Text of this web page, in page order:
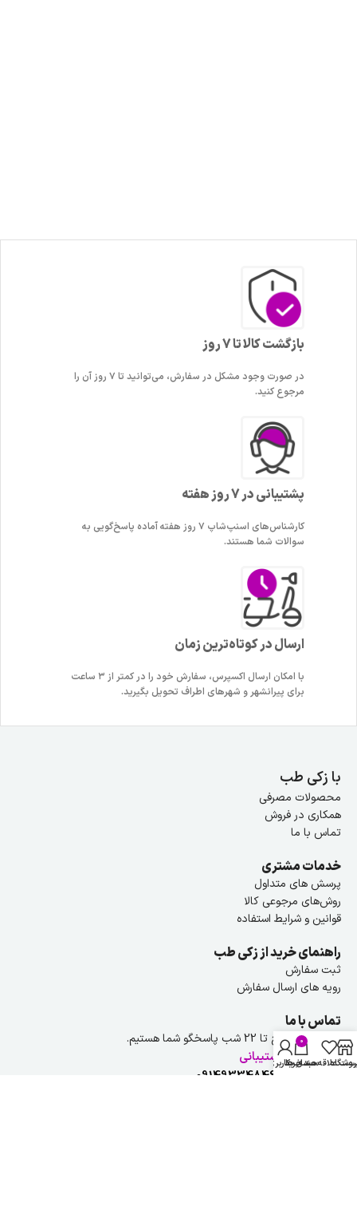
بازگشت کالا تا 7 روز
در صورت وجود مشکل در سفارش، می‌توانید تا ۷ روز آن را
مرجوع کنید.
پشتیبانی در 7 روز هفته
کارشناس‌های اسنپ‌شاپ ۷ روز هفته آماده پاسخ‌گویی به
سوالات شما هستند.
ارسال در کوتاه‌ترین زمان
با امکان ارسال اکسپرس، سفارش خود را در کمتر از ۳ ساعت
برای پیرانشهر و شهرهای اطراف تحویل بگیرید.
با زکی طب
محصولات مصرفی
همکاری در فروش
تماس با ما
خدمات مشتری
پرسش های متداول
روش‌های مرجوعی کالا
قوانین و شرایط استفاده
راهنمای خرید از زکی طب
ثبت سفارش
رویه های ارسال سفارش
تماس با ما
هر روز از ۹ صبح تا 22 شب پاسخگو شما هستیم.
راهنمایی و پشتیبانی
09149334846
علاقه مندی ها
0
سبد خرید
حساب کاربری من